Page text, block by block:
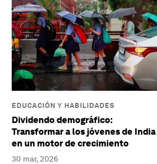
EDUCACIÓN Y HABILIDADES
Dividendo demográfico:
Transformar a los jóvenes de India
en un motor de crecimiento
30 mar, 2026